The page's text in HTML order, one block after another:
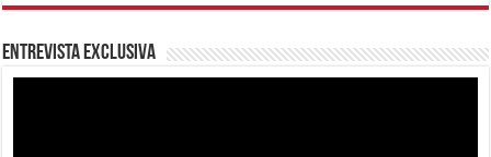
Entrevista Exclusiva